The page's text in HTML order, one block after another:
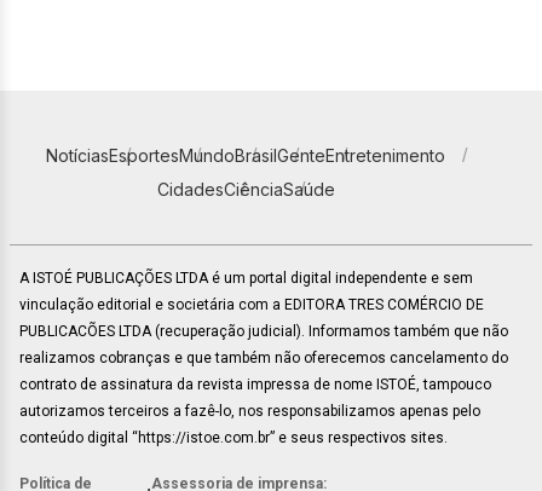
NotíciasEsportesMundoBrasilGenteEntretenimento
CidadesCiênciaSaúde
A ISTOÉ PUBLICAÇÕES LTDA é um portal digital independente e sem
vinculação editorial e societária com a EDITORA TRES COMÉRCIO DE
PUBLICACÕES LTDA (recuperação judicial). Informamos também que não
realizamos cobranças e que também não oferecemos cancelamento do
contrato de assinatura da revista impressa de nome ISTOÉ, tampouco
autorizamos terceiros a fazê-lo, nos responsabilizamos apenas pelo
conteúdo digital “https://istoe.com.br” e seus respectivos sites.
Política de Assessoria de imprensa: